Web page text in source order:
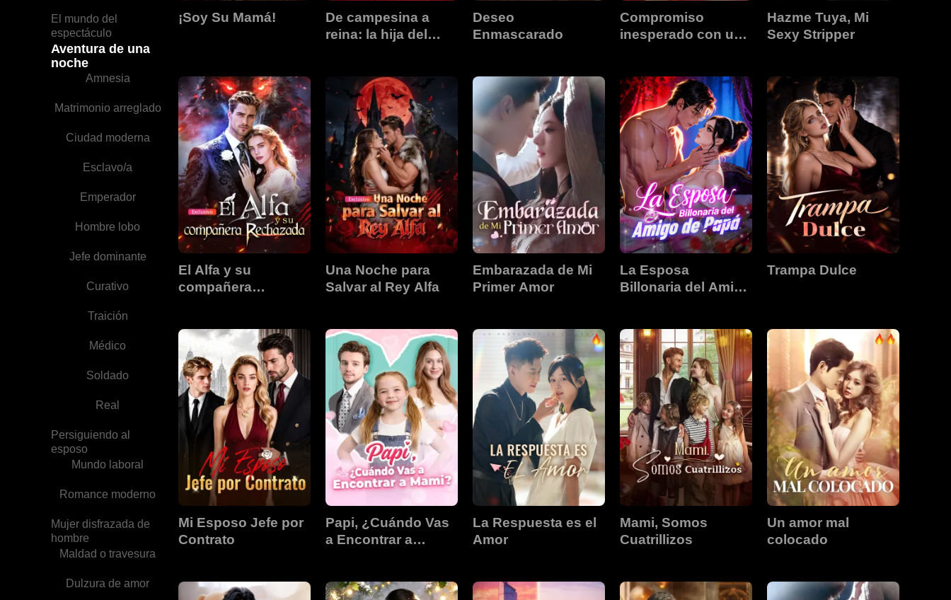
El mundo del
espectáculo
Aventura de una
noche
Amnesia
Matrimonio arreglado
Ciudad moderna
Esclavo/a
Emperador
Hombre lobo
Jefe dominante
Curativo
Traición
Médico
Soldado
Real
Persiguiendo al
esposo
Mundo laboral
Romance moderno
Mujer disfrazada de
hombre
Maldad o travesura
Dulzura de amor
¡Soy Su Mamá!
De campesina a
reina: la hija del
Deseo
Enmascarado
Compromiso
inesperado con un
Hazme Tuya, Mi
Sexy Stripper
El Alfa y su
compañera
Una Noche para
Salvar al Rey Alfa
Embarazada de Mi
Primer Amor
La Esposa
Billonaria del Amigo
Trampa Dulce
Mi Esposo Jefe por
Contrato
Papi, ¿Cuándo Vas
a Encontrar a
La Respuesta es el
Amor
Mami, Somos
Cuatrillizos
Un amor mal
colocado